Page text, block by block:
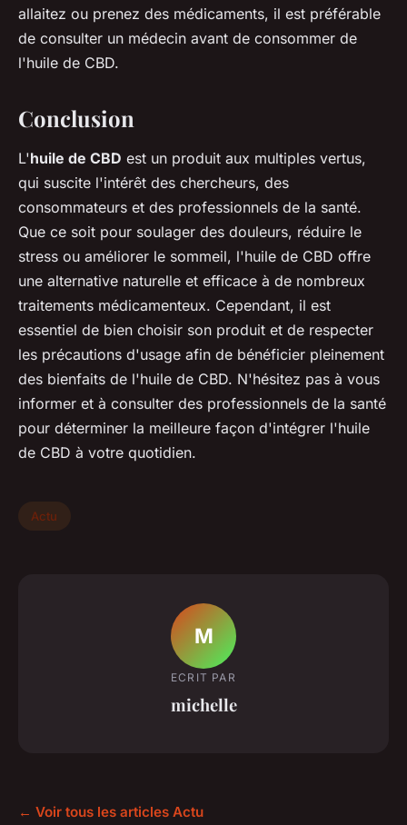
allaitez ou prenez des médicaments, il est préférable
de consulter un médecin avant de consommer de
l'huile de CBD.
Conclusion
L'huile de CBD est un produit aux multiples vertus,
qui suscite l'intérêt des chercheurs, des
consommateurs et des professionnels de la santé.
Que ce soit pour soulager des douleurs, réduire le
stress ou améliorer le sommeil, l'huile de CBD offre
une alternative naturelle et efficace à de nombreux
traitements médicamenteux. Cependant, il est
essentiel de bien choisir son produit et de respecter
les précautions d'usage afin de bénéficier pleinement
des bienfaits de l'huile de CBD. N'hésitez pas à vous
informer et à consulter des professionnels de la santé
pour déterminer la meilleure façon d'intégrer l'huile
de CBD à votre quotidien.
Actu
M
ECRIT PAR
michelle
← Voir tous les articles Actu